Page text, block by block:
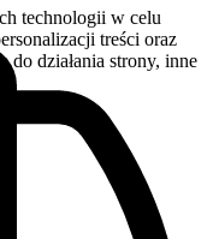
technologii w celu
treści oraz
do działania strony, inne